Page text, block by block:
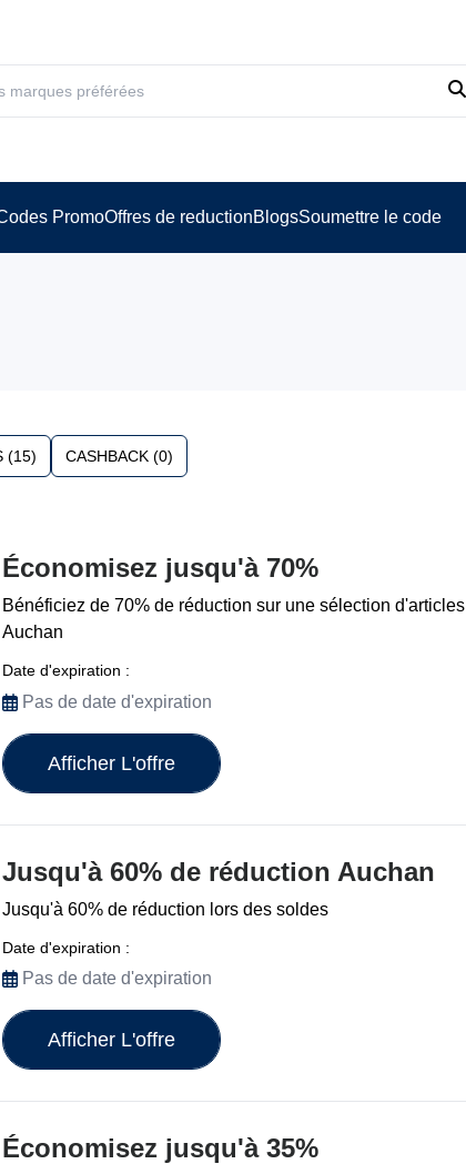
PromoOffres de reductionBlogsSoumettre le code
(15) CASHBACK (0)
Économisez jusqu'à 70%
Bénéficiez de 70% de réduction sur une sélection d'articles
Auchan
Date d'expiration :
Pas de date d'expiration
Afficher L'offre
Jusqu'à 60% de réduction Auchan
Jusqu'à 60% de réduction lors des soldes
Date d'expiration :
Pas de date d'expiration
Afficher L'offre
Économisez jusqu'à 35%